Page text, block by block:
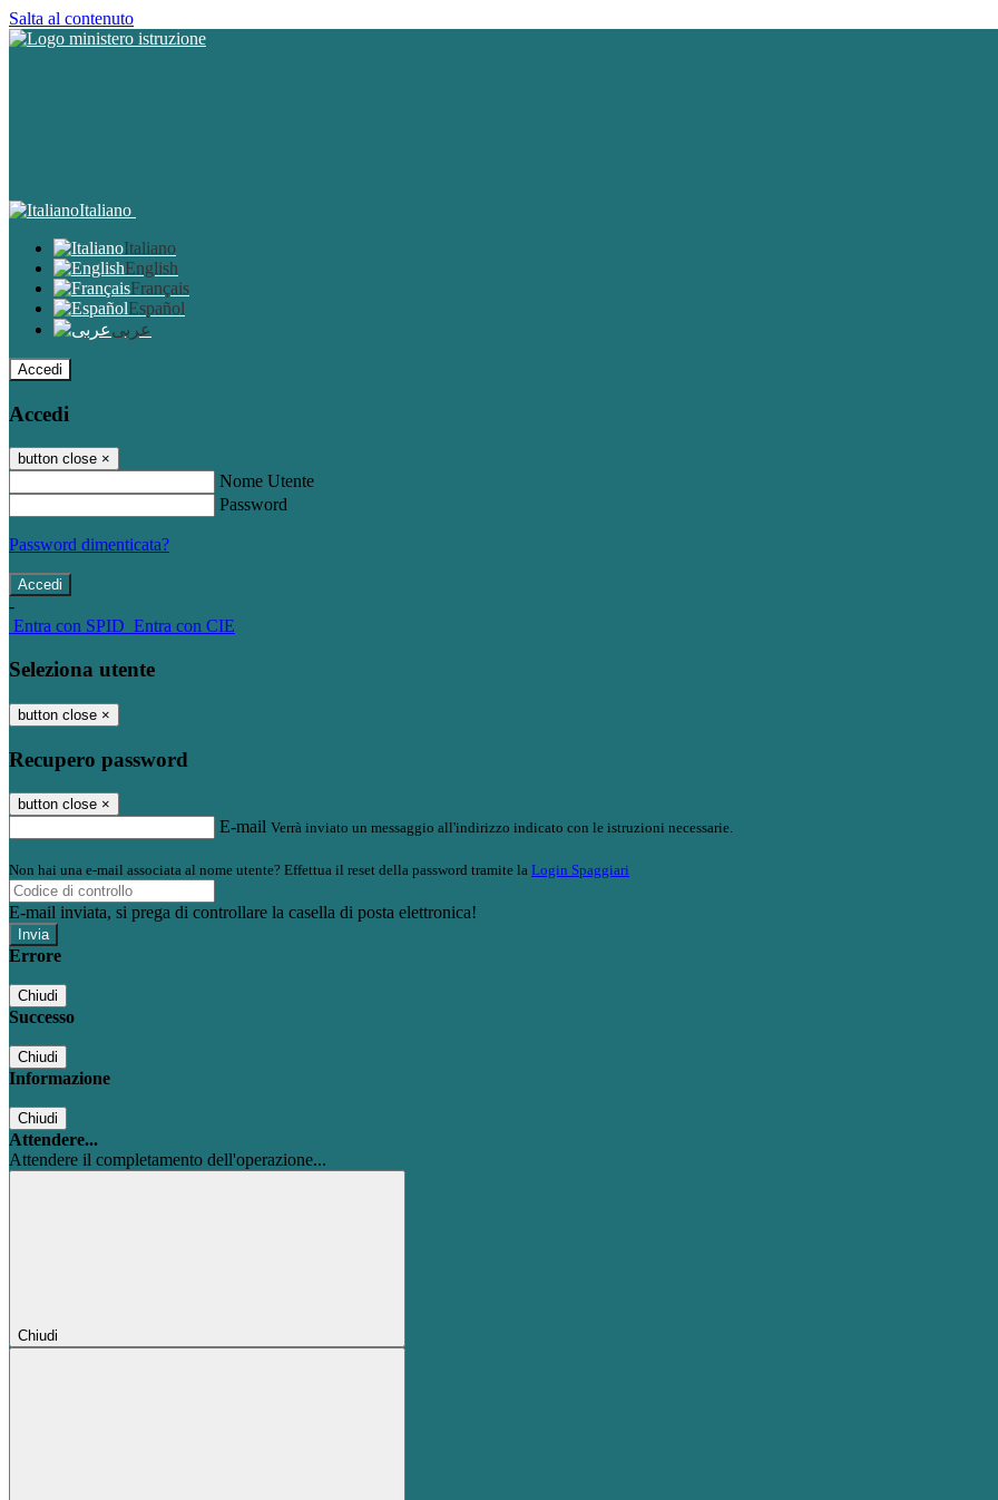
Salta al contenuto
Italiano
Italiano
English
Français
Español
عربى
Accedi
Accedi
button close ×
Nome Utente
Password
Password dimenticata?
-
Entra con SPID Entra con CIE
Seleziona utente
button close ×
Recupero password
button close ×
E-mail Verrà inviato un messaggio all'indirizzo indicato con le istruzioni necessarie.
Non hai una e-mail associata al nome utente? Effettua il reset della password tramite la Login Spaggiari
E-mail inviata, si prega di controllare la casella di posta elettronica!
Errore
Chiudi
Successo
Chiudi
Informazione
Chiudi
Attendere...
Attendere il completamento dell'operazione...
Chiudi